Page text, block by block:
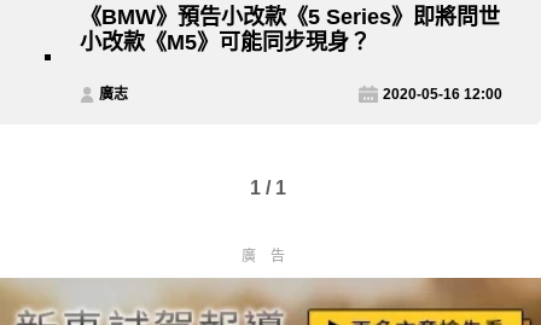
《BMW》預告小改款《5 Series》即將問世
小改款《M5》可能同步現身？
廣志 2020-05-16 12:00
1 / 1
廣告